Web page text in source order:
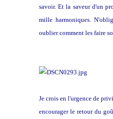
savoir. Et la saveur d'un
mille harmoniques.
oublier comment les faire
Je crois en l'urgence de
encourager le retour du